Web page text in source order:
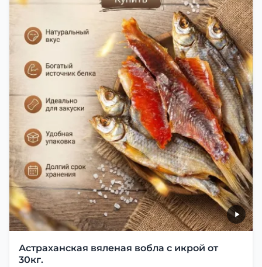
Астраханская вяленая вобла с икрой от
30кг.